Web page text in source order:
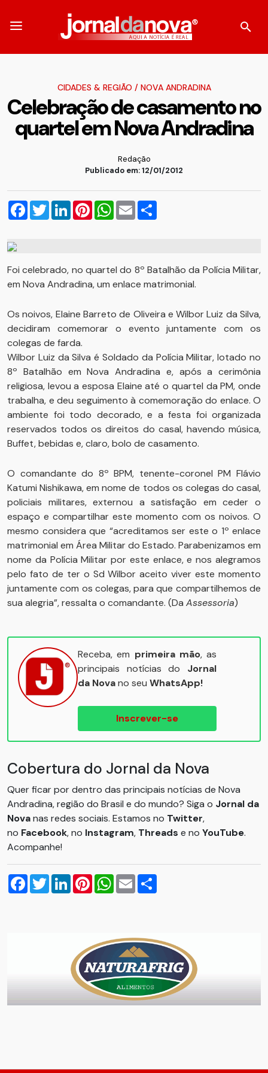
CIDADES & REGIÃO / NOVA ANDRADINA
Celebração de casamento no
quartel em Nova Andradina
Redação
Publicado em: 12/01/2012
Facebook
TwitterLinkedInPinterestWhatsApp
Email
Foi celebrado, no quartel do 8º Batalhão da Polícia Militar,
em Nova Andradina, um enlace matrimonial.
Os noivos, Elaine Barreto de Oliveira e Wilbor Luiz da Silva,
decidiram comemorar o evento juntamente com os
colegas de farda.
Wilbor Luiz da Silva é Soldado da Polícia Militar, lotado no
8º Batalhão em Nova Andradina e, após a cerimônia
religiosa, levou a esposa Elaine até o quartel da PM, onde
trabalha, e deu seguimento à comemoração do enlace. O
ambiente foi todo decorado, e a festa foi organizada
reservados todos os direitos do casal, havendo música,
Buffet, bebidas e, claro, bolo de casamento.
O comandante do 8º BPM, tenente-coronel PM Flávio
Katumi Nishikawa, em nome de todos os colegas do casal,
policiais militares, externou a satisfação em ceder o
espaço e compartilhar este momento com os noivos. O
mesmo considera que “acreditamos ser este o 1º enlace
matrimonial em Área Militar do Estado. Parabenizamos em
nome da Polícia Militar por este enlace, e nos alegramos
pelo fato de ter o Sd Wilbor aceito viver este momento
juntamente com os colegas, para que compartilhemos de
sua alegria”, ressalta o comandante. (Da Assessoria)
Receba, em primeira mão, as
principais notícias do Jornal
da Novano seu WhatsApp!
Inscrever-se
Cobertura do Jornal da Nova
Quer ficar por dentro das principais notícias de Nova
Andradina, região do Brasil e do mundo? Siga o Jornal da
Novanas redes sociais. Estamos no Twitter,
no Facebook, no Instagram, Threads e no YouTube.
Acompanhe!
Facebook
TwitterLinkedInPinterestWhatsApp
Email